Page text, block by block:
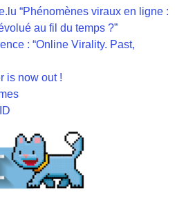
“Phénomènes viraux en ligne :
au fil du temps ?”
: “Online Virality. Past,
is now out !